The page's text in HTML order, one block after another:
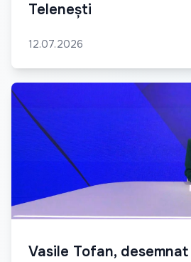
Telenești
12.07.2026
Vasile Tofan,